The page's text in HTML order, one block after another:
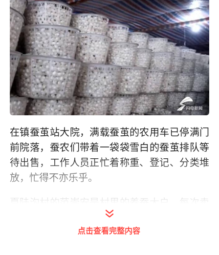
在镇蚕茧站大院，满载蚕茧的农用车已停满门
前院落，蚕农们带着一袋袋雪白的蚕茧排队等
待出售，工作人员正忙着称重、登记、分类堆
放，忙得不亦乐乎。
蚕茧，都有一笔可观的收入，这也是他最高兴
点击查看完整内容